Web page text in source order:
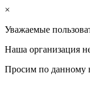
×
Уважаемые
Наша организация
Просим по данному